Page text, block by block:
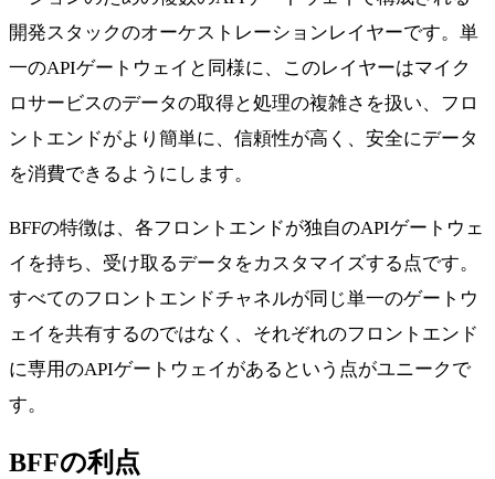
開発スタックのオーケストレーションレイヤーです。単
一のAPIゲートウェイと同様に、このレイヤーはマイク
ロサービスのデータの取得と処理の複雑さを扱い、フロ
ントエンドがより簡単に、信頼性が高く、安全にデータ
を消費できるようにします。
BFFの特徴は、各フロントエンドが独自のAPIゲートウェ
イを持ち、受け取るデータをカスタマイズする点です。
すべてのフロントエンドチャネルが同じ単一のゲートウ
ェイを共有するのではなく、それぞれのフロントエンド
に専用のAPIゲートウェイがあるという点がユニークで
す。
BFFの利点